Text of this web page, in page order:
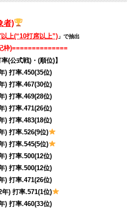
者)
上(“10打席以上”) 」で抽出
枠)==============
(公式戦)・(順位)】
率.450(35位)
打率.467(30位)
打率.469(28位)
打率.471(26位)
打率.483(18位)
打率.526(9位)
打率.545(5位)
打率.500(12位)
打率.500(12位)
率.471(26位)
打率.571(1位)
率.460(33位)